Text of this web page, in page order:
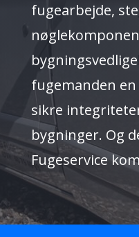
fugearbejde,
fugemanden
sikre
bygninger. Og
Fugeservice